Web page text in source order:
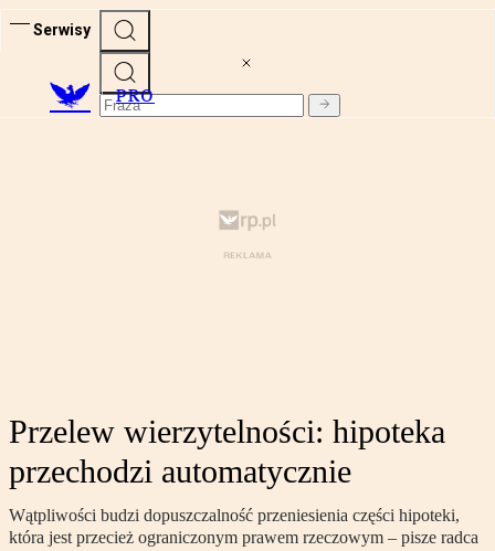
Serwisy
PRO
Przelew wierzytelności: hipoteka
przechodzi automatycznie
Wątpliwości budzi dopuszczalność przeniesienia części hipoteki,
która jest przecież ograniczonym prawem rzeczowym – pisze radca